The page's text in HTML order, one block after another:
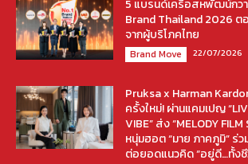
5 แบรนด์เครือสหพัฒน์กวา
Brand Thailand 2026 ตอ
จากผู้บริโภคไทย
Brand Move 22/07/2026
Pruksa x Harman
ครั้งใหม่! ผ่านแคมเปญ
VIBE” ส่ง “MELODY
หนุ่มฮอต “มาย ภาคภูมิ” ร่
ต่อยอดแนวคิด “อยู่ดี…ทั้งชี